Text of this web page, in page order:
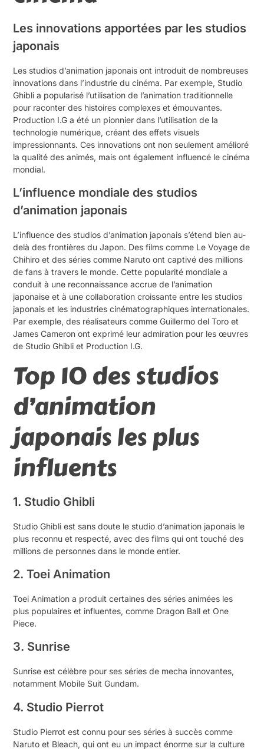
Les innovations apportées par les studios
japonais
Les studios d’animation japonais ont introduit de nombreuses
innovations dans l’industrie du cinéma. Par exemple, Studio
Ghibli a popularisé l’utilisation de l’animation traditionnelle
pour raconter des histoires complexes et émouvantes.
Production I.G a été un pionnier dans l’utilisation de la
technologie numérique, créant des effets visuels
impressionnants. Ces innovations ont non seulement amélioré
la qualité des animés, mais ont également influencé le cinéma
mondial.
L’influence mondiale des studios
d’animation japonais
L’influence des studios d’animation japonais s’étend bien au-
delà des frontières du Japon. Des films comme Le Voyage de
Chihiro et des séries comme Naruto ont captivé des millions
de fans à travers le monde. Cette popularité mondiale a
conduit à une reconnaissance accrue de l’animation
japonaise et à une collaboration croissante entre les studios
japonais et les industries cinématographiques internationales.
Par exemple, des réalisateurs comme Guillermo del Toro et
James Cameron ont exprimé leur admiration pour les œuvres
de Studio Ghibli et Production I.G.
Top 10 des studios
d’animation
japonais les plus
influents
1. Studio Ghibli
Studio Ghibli est sans doute le studio d’animation japonais le
plus reconnu et respecté, avec des films qui ont touché des
millions de personnes dans le monde entier.
2. Toei Animation
Toei Animation a produit certaines des séries animées les
plus populaires et influentes, comme Dragon Ball et One
Piece.
3. Sunrise
Sunrise est célèbre pour ses séries de mecha innovantes,
notamment Mobile Suit Gundam.
4. Studio Pierrot
Studio Pierrot est connu pour ses séries à succès comme
Naruto et Bleach, qui ont eu un impact énorme sur la culture